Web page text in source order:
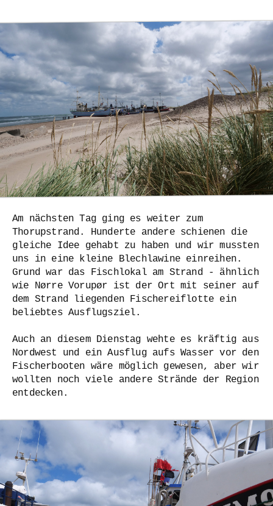
Am nächsten Tag ging es weiter zum
Thorupstrand. Hunderte andere schienen die
gleiche Idee gehabt zu haben und wir mussten
uns in eine kleine Blechlawine einreihen.
Grund war das Fischlokal am Strand - ähnlich
wie Nørre Vorupør ist der Ort mit seiner auf
dem Strand liegenden Fischereiflotte ein
beliebtes Ausflugsziel.
Auch an diesem Dienstag wehte es kräftig aus
Nordwest und ein Ausflug aufs Wasser vor den
Fischerbooten wäre möglich gewesen, aber wir
wollten noch viele andere Strände der Region
entdecken.